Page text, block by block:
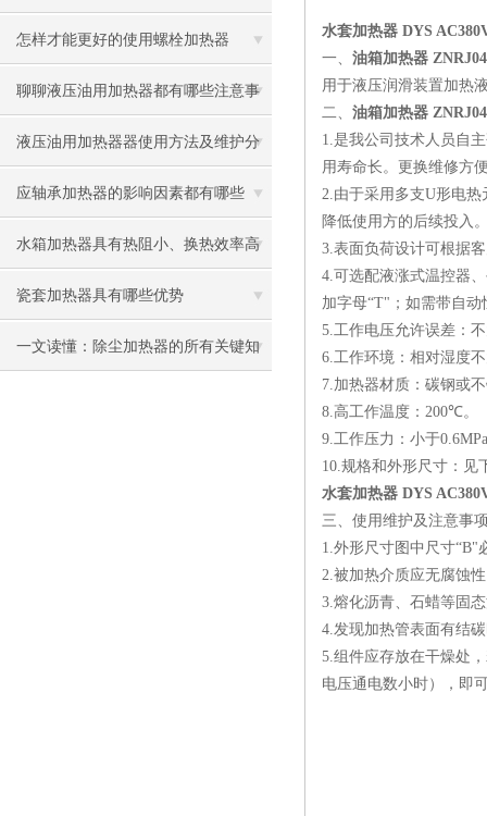
怎样才能更好的使用螺栓加热器
聊聊液压油用加热器都有哪些注意事
项
液压油用加热器器使用方法及维护分
享给大家
应轴承加热器的影响因素都有哪些
呢？
水箱加热器具有热阻小、换热效率高
的优点
瓷套加热器具有哪些优势
一文读懂：除尘加热器的所有关键知
水套加热器 DYS
一、 油箱加热器
用于液压润滑装置加热
二、 油箱加热器
1.是我公司技术人员自
用寿命长。更换维修方
2.由于采用多支U形电热
降低使用方的后续投入
3.表面负荷设计可根据
4.可选配液涨式温控器
加字母“T"；如需带自动
5.工作电压允许误差：
6.工作环境：相对湿度
7.加热器材质：碳钢或
8.高工作温度： 200℃。
9.工作压力：小于0.6MPa
10.规格和外形尺寸：见
水套加热器 DYS
三、 使用维护及注意事
1.外形尺寸图中尺寸“B"
2.被加热介质应无腐蚀
3.熔化沥青、石蜡等固
4.发现加热管表面有结
5.组件应存放在干燥处
电压通电数小时），即